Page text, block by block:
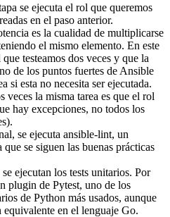
se ejecuta el rol que queremos
en el paso anterior.
es la cualidad de multiplicarse
el mismo elemento. En este
testeamos dos veces y que la
de los puntos fuertes de Ansible
si esta no necesita ser ejecutada.
veces la misma tarea es que el rol
hay excepciones, no todos los
se ejecuta ansible-lint, un
se siguen las buenas prácticas
ejecutan los tests unitarios. Por
plugin de Pytest, uno de los
de Python más usados, aunque
equivalente en el lenguaje Go.